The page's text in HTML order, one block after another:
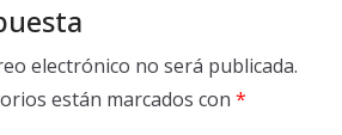
electrónico no será publicada.
están marcados con *